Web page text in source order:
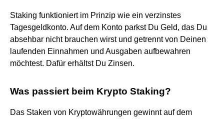
Staking funktioniert im Prinzip wie ein verzinstes
Tagesgeldkonto. Auf dem Konto parkst Du Geld, das Du
absehbar nicht brauchen wirst und getrennt von Deinen
laufenden Einnahmen und Ausgaben aufbewahren
möchtest. Dafür erhältst Du Zinsen.
Was passiert beim Krypto Staking?
Das Staken von Kryptowährungen gewinnt auf dem